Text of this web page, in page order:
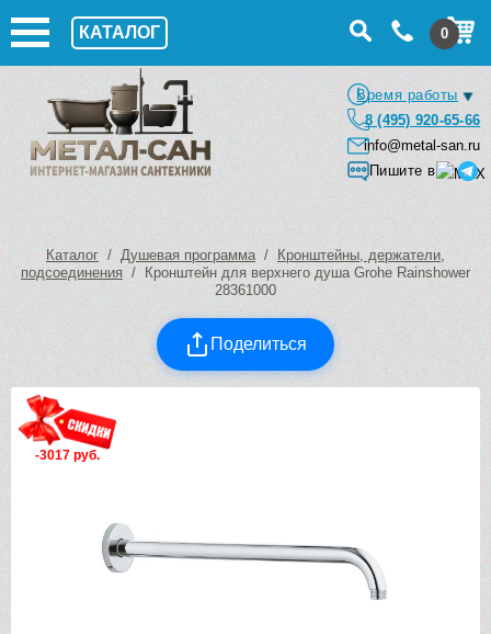
КАТАЛОГ 0
Время работы
8 (495) 920-65-66
info@metal-san.ru
Пишите в
Каталог / Душевая программа/
Кронштейны, держатели,
подсоединения / Кронштейн для верхнего душа Grohe Rainshower
28361000
Поделиться
-3017 руб.